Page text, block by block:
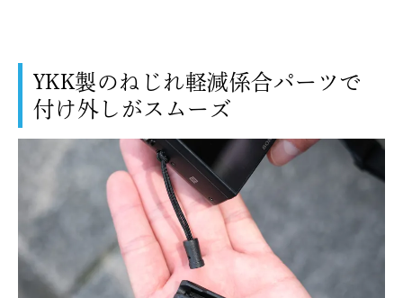
YKK製のねじれ軽減係合パーツで
付け外しがスムーズ